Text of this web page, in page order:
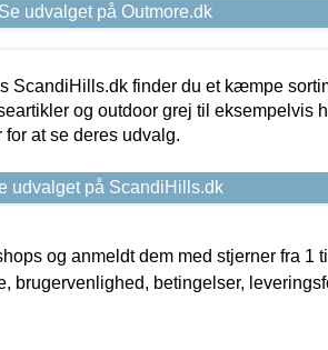
Se udvalget på Outmore.dk
ScandiHills.dk finder du et kæmpe
og outdoor grej til eksempelvis
for at se deres udvalg.
udvalget på ScandiHills.dk
og anmeldt dem med stjerner fra 1
brugervenlighed, betingelser,